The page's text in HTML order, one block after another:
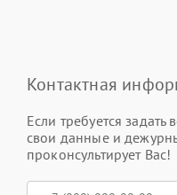
Контактная
Если требуется задать
свои данные и
проконсультирует Вас!